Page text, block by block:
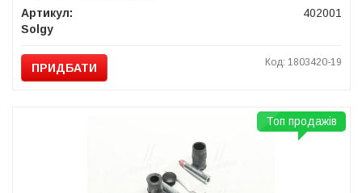
Артикул:
402001
Solgy
ПРИДБАТИ Код: 1803420-19
Топ продажів